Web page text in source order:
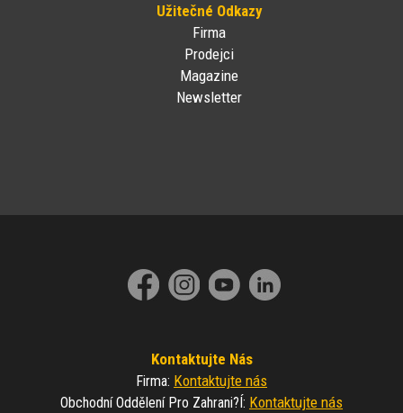
Užitečné Odkazy
Firma
Prodejci
Magazine
Newsletter
Kontaktujte Nás
Firma: Kontaktujte nás
Obchodní Oddělení Pro Zahrani?í: Kontaktujte nás